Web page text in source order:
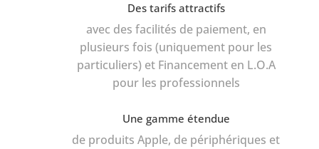
Des tarifs attractifs
avec des facilités de paiement, en
plusieurs fois (uniquement pour les
particuliers) et Financement en L.O.A
pour les professionnels
Une gamme étendue
de produits Apple, de périphériques et